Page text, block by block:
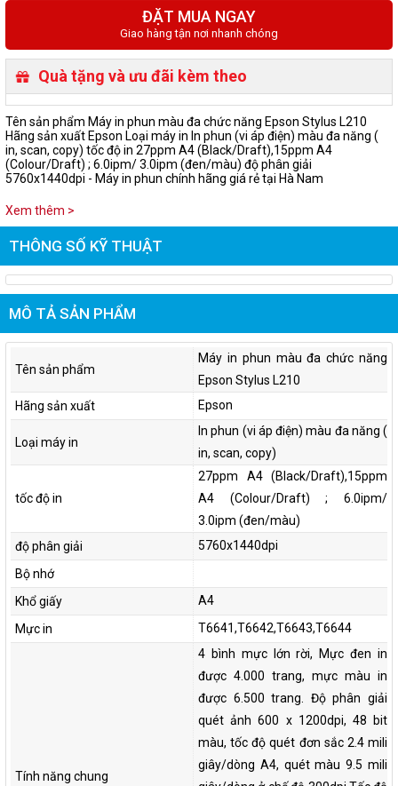
ĐẶT MUA NGAY
Giao hàng tận nơi nhanh chóng
Quà tặng và ưu đãi kèm theo
Tên sản phẩm Máy in phun màu đa chức năng Epson Stylus L210
Hãng sản xuất Epson Loại máy in In phun (vi áp điện) màu đa năng (
in, scan, copy) tốc độ in 27ppm A4 (Black/Draft),15ppm A4
(Colour/Draft) ; 6.0ipm/ 3.0ipm (đen/màu) độ phân giải
5760x1440dpi - Máy in phun chính hãng giá rẻ tại Hà Nam
Xem thêm >
THÔNG SỐ KỸ THUẬT
MÔ TẢ SẢN PHẨM
Tên sản phẩm
Máy in phun màu đa chức năng
Epson Stylus L210
Hãng sản xuất
Epson
Loại máy in
In phun (vi áp điện) màu đa năng (
in, scan, copy)
tốc độ in
27ppm A4 (Black/Draft),15ppm
A4 (Colour/Draft) ; 6.0ipm/
3.0ipm (đen/màu)
độ phân giải
5760x1440dpi
Bộ nhớ
Khổ giấy
A4
Mực in
T6641,T6642,T6643,T6644
Tính năng chung
4 bình mực lớn rời, Mực đen in
được 4.000 trang, mực màu in
được 6.500 trang. Độ phân giải
quét ảnh 600 x 1200dpi, 48 bit
màu, tốc độ quét đơn sắc 2.4 mili
giây/dòng A4, quét màu 9.5 mili